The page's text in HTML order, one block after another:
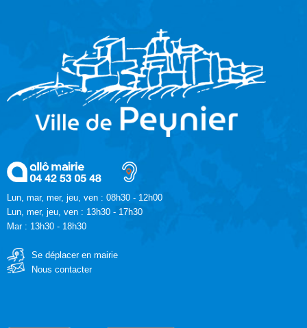
Lun, mar, mer, jeu, ven : 08h30 - 12h00
Lun, mer, jeu, ven : 13h30 - 17h30
Mar : 13h30 - 18h30
Se déplacer en mairie
Nous contacter